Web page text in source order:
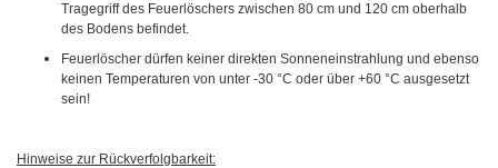
Tragegriff des Feuerlöschers zwischen 80 cm und 120 cm oberhalb
des Bodens befindet.
Feuerlöscher dürfen keiner direkten Sonneneinstrahlung und ebenso
keinen Temperaturen von unter -30 °C oder über +60 °C ausgesetzt
sein!
Hinweise zur Rückverfolgbarkeit: